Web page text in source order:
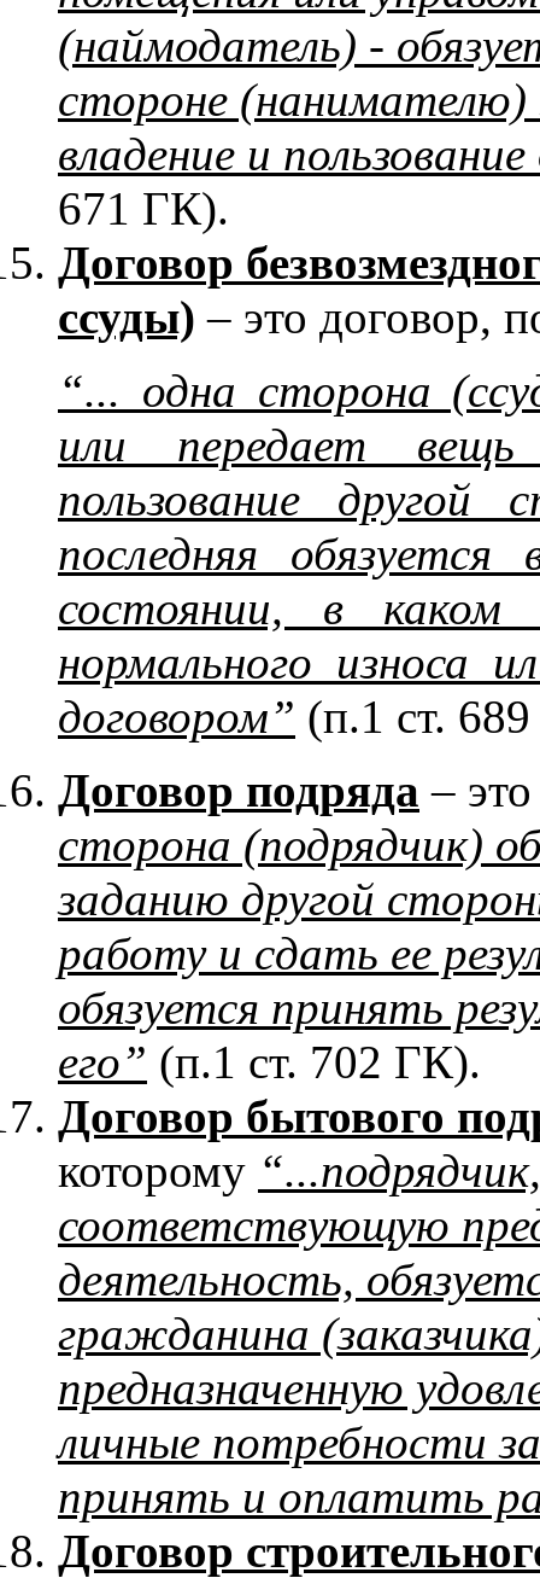
(наймодатель) -
стороне
владение и
671 ГК).
Договор
ссуды) – это договор,
“... одна сторона
или передает вещь
пользование другой
последняя
состоянии, в
нормального износа
договором” (п.1 ст.
Договор подряда –
сторона (подрядчик)
заданию другой
работу и сдать ее
обязуется принять
его” (п.1 ст. 702 ГК).
Договор бытового
которому
соответствующую
деятельность,
гражданина
предназначенную
личные потребности
принять и оплатить
Договор